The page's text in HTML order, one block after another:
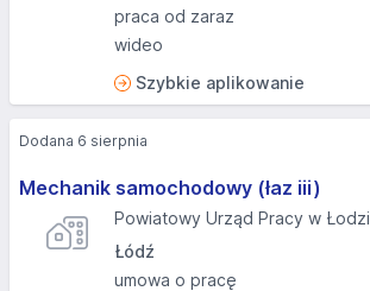
praca od zaraz
wideo
Szybkie aplikowanie
Mechanik samochodowy (łaz iii)
Powiatowy Urząd Pracy w Łodzi
Łódź
umowa o pracę
Dodana 6 sierpnia